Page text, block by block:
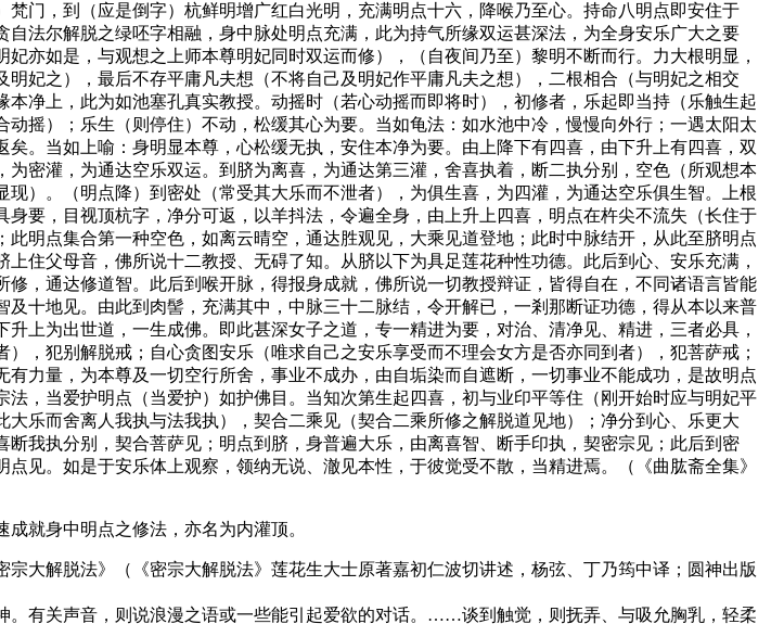
门，到（应是倒字）杭鲜明增广红白光明，充满明点十六，降喉乃至心。持命八明点即安住于
法尔解脱之绿呸字相融，身中脉处明点充满，此为持气所缘双运甚深法，为全身安乐广大之要
亦如是，与观想之上师本尊明妃同时双运而修），（自夜间乃至）黎明不断而行。力大根明显，
妃之），最后不存平庸凡夫想（不将自己及明妃作平庸凡夫之想），二根相合（与明妃之相交
净上，此为如池塞孔真实教授。动摇时（若心动摇而即将时），初修者，乐起即当持（乐触生起
摇）；乐生（则停住）不动，松缓其心为要。当如龟法：如水池中冷，慢慢向外行；一遇太阳太
。当如上喻：身明显本尊，心松缓无执，安住本净为要。由上降下有四喜，由下升上有四喜，双
密灌，为通达空乐双运。到脐为离喜，为通达第三灌，舍喜执着，断二执分别，空色（所观想本
）。（明点降）到密处（常受其大乐而不泄者），为俱生喜，为四灌，为通达空乐俱生智。上根
要，目视顶杭字，净分可返，以羊抖法，令遍全身，由上升上四喜，明点在杵尖不流失（长住于
明点集合第一种空色，如离云晴空，通达胜观见，大乘见道登地；此时中脉结开，从此至脐明点
住父母音，佛所说十二教授、无碍了知。从脐以下为具足莲花种性功德。此后到心、安乐充满，
，通达修道智。此后到喉开脉，得报身成就，佛所说一切教授辩证，皆得自在，不同诸语言皆能
十地见。由此到肉髻，充满其中，中脉三十二脉结，令开解已，一剎那断证功德，得从本以来普
上为出世道，一生成佛。即此甚深女子之道，专一精进为要，对治、清净见、精进，三者必具，
，犯别解脱戒；自心贪图安乐（唯求自己之安乐享受而不理会女方是否亦同到者），犯菩萨戒；
力量，为本尊及一切空行所舍，事业不成办，由自垢染而自遮断，一切事业不能成功，是故明点
，当爱护明点（当爱护）如护佛目。当知次第生起四喜，初与业印平等住（刚开始时应与明妃平
乐而舍离人我执与法我执），契合二乘见（契合二乘所修之解脱道见地）；净分到心、乐更大
我执分别，契合菩萨见；明点到脐，身普遍大乐，由离喜智、断手印执，契密宗见；此后到密
见。如是于安乐体上观察，领纳无说、澈见本性，于彼觉受不散，当精进焉。（《曲肱斋全集》
就身中明点之修法，亦名为内灌顶。
大解脱法》（《密宗大解脱法》莲花生大士原著嘉初仁波切讲述，杨弦、丁乃筠中译；圆神出版
有关声音，则说浪漫之语或一些能引起爱欲的对话。……谈到触觉，则抚弄、与吸允胸乳，轻柔